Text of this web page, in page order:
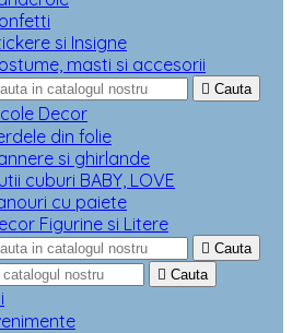
si Insigne
masti si accesorii
 Cauta
Decor
din folie
si ghirlande
cuburi BABY, LOVE
cu paiete
Figurine si Litere
 Cauta
 Cauta